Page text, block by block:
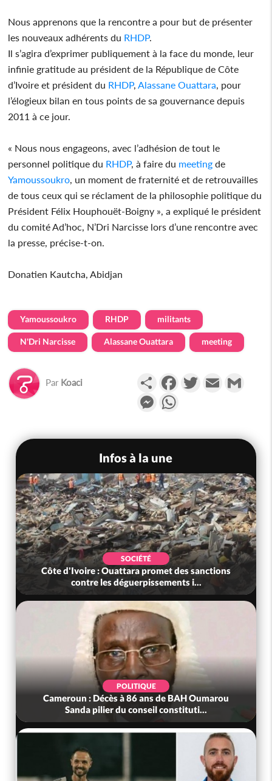
Nous apprenons que la rencontre a pour but de présenter
les nouveaux adhérents du RHDP.
Il s’agira d’exprimer publiquement à la face du monde, leur
infinie gratitude au président de la République de Côte
d’Ivoire et président du RHDP, Alassane Ouattara , pour
l’élogieux bilan en tous points de sa gouvernance depuis
2011 à ce jour.
« Nous nous engageons, avec l’adhésion de tout le
personnel politique du RHDP, à faire du meeting de
Yamoussoukro , un moment de fraternité et de retrouvailles
de tous ceux qui se réclament de la philosophie politique du
Président Félix Houphouët-Boigny », a expliqué le président
du comité Ad’hoc, N’Dri Narcisse lors d’une rencontre avec
la presse, précise-t-on.
Donatien Kautcha, Abidjan
Yamoussoukro RHDP militants
N'Dri Narcisse Alassane Ouattara meeting
Par Koaci PartagerFacebookTwitterEmail
Messenger
Infos à la une
SOCIÉTÉ
Côte d'Ivoire : Ouattara promet des sanctions
contre les déguerpissements i...
POLITIQUE
Cameroun : Décès à 86 ans de BAH Oumarou
Sanda pilier du conseil constituti...